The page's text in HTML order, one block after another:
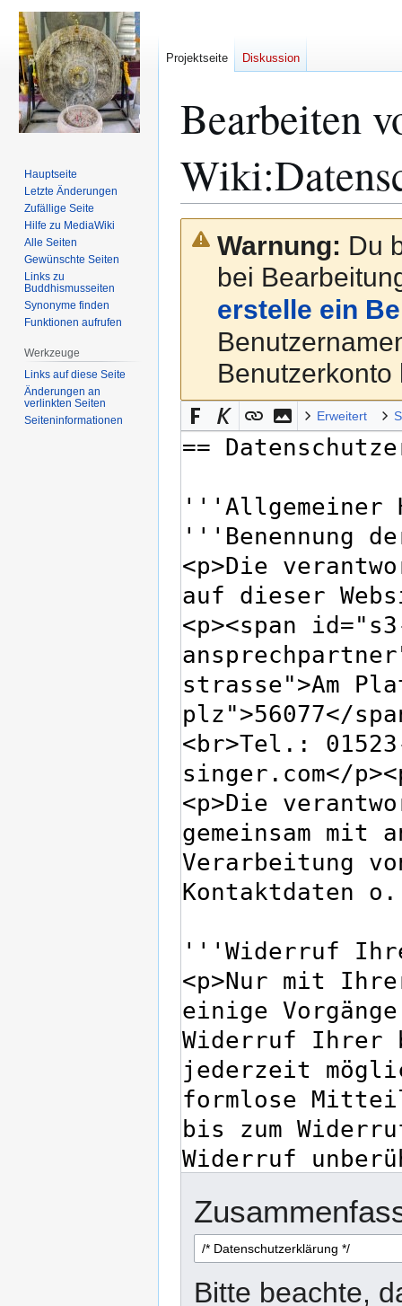
Bearbeiten
Wiki:
Navigation
springen
Suche
springen
Warnung: Du
bei
erstelle ein
Erweitert
Bitte beachte,
Projektseite Diskussion
Hauptseite
Letzte Änderungen
Zufällige Seite
Hilfe zu MediaWiki
Alle Seiten
Gewünschte Seiten
Links zu
Buddhismusseiten
Synonyme finden
Funktionen aufrufen
Werkzeuge
Links auf diese Seite
Änderungen an
verlinkten Seiten
Seiten­­informationen